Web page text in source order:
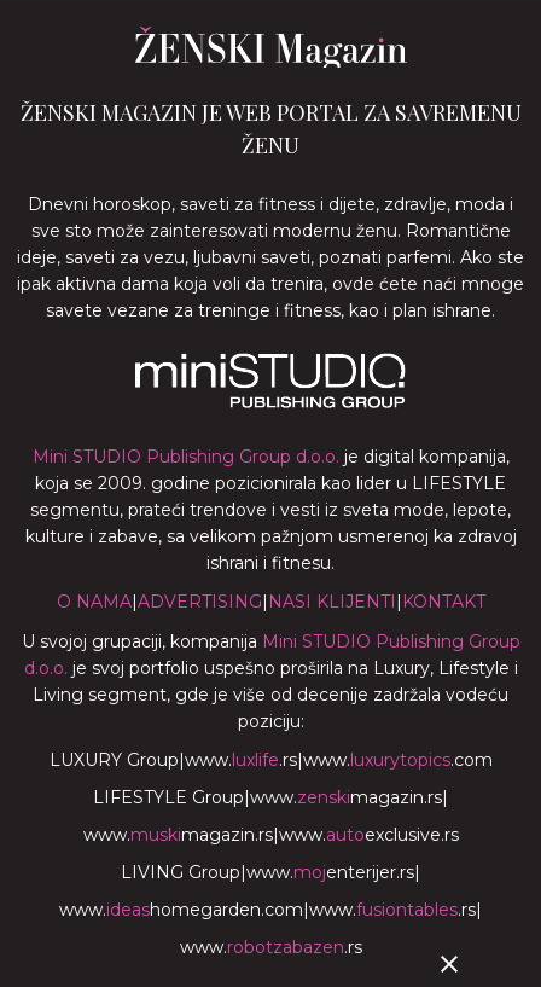
ŽENSKI MAGAZIN JE WEB PORTAL ZA SAVREMENU
ŽENU
Dnevni horoskop, saveti za fitness i dijete, zdravlje, moda i
sve sto može zainteresovati modernu ženu. Romantične
ideje, saveti za vezu, ljubavni saveti, poznati parfemi. Ako ste
ipak aktivna dama koja voli da trenira, ovde ćete naći mnoge
savete vezane za treninge i fitness, kao i plan ishrane.
Mini STUDIO Publishing Group d.o.o. je digital kompanija,
koja se 2009. godine pozicionirala kao lider u LIFESTYLE
segmentu, prateći trendove i vesti iz sveta mode, lepote,
kulture i zabave, sa velikom pažnjom usmerenoj ka zdravoj
ishrani i fitnesu.
O NAMA|ADVERTISING| NASI KLIJENTI | KONTAKT
U svojoj grupaciji, kompanija Mini STUDIO Publishing Group
d.o.o. je svoj portfolio uspešno proširila na Luxury, Lifestyle i
Living segment, gde je više od decenije zadržala vodeću
poziciju:
LUXURY Group|www.luxlife.rs|www.luxurytopics.com
LIFESTYLE Group|www.zenskimagazin.rs|
www.muskimagazin.rs|www.autoexclusive.rs
LIVING Group|www.mojenterijer.rs|
www.ideashomegarden.com|www.fusiontables.rs|
www.robotzabazen.rs